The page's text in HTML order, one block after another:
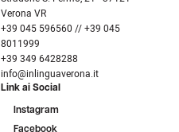
Verona VR
+39 045 596560 // +39 045
8011999
+39 349 6428288
info@inlinguaverona.it
Link ai Social
Instagram
Facebook